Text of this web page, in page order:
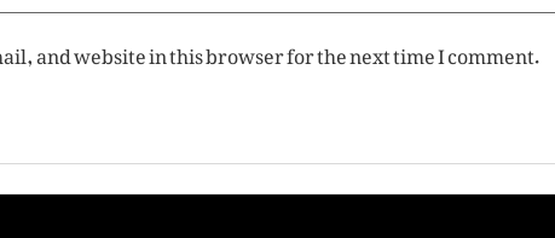
and website in this browser for the next time I comment.